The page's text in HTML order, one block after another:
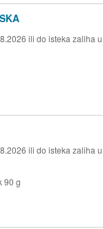
ili do isteka zaliha u
ili do isteka zaliha u
90 g